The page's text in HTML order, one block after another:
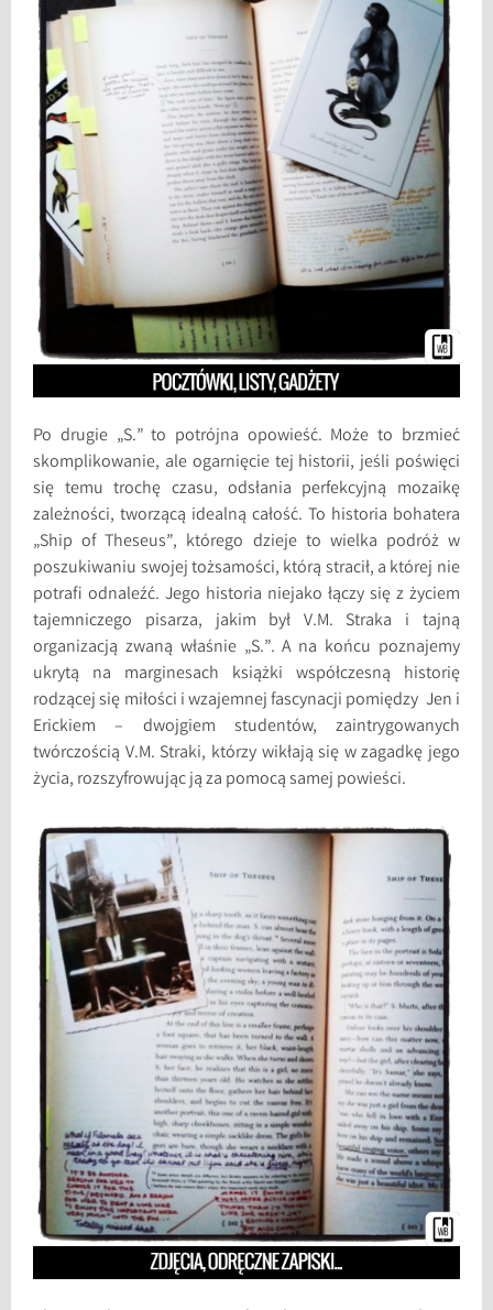
Po drugie „S.” to potrójna opowieść. Może to brzmieć
skomplikowanie, ale ogarnięcie tej historii, jeśli poświęci
się temu trochę czasu, odsłania perfekcyjną mozaikę
zależności, tworzącą idealną całość. To historia bohatera
„Ship of Theseus”, którego dzieje to wielka podróż w
poszukiwaniu swojej tożsamości, którą stracił, a której nie
potrafi odnaleźć. Jego historia niejako łączy się z życiem
tajemniczego pisarza, jakim był V.M. Straka i tajną
organizacją zwaną właśnie „S.”. A na końcu poznajemy
ukrytą na marginesach książki współczesną historię
rodzącej się miłości i wzajemnej fascynacji pomiędzy Jen i
Erickiem – dwojgiem studentów, zaintrygowanych
twórczością V.M. Straki, którzy wikłają się w zagadkę jego
życia, rozszyfrowując ją za pomocą samej powieści.